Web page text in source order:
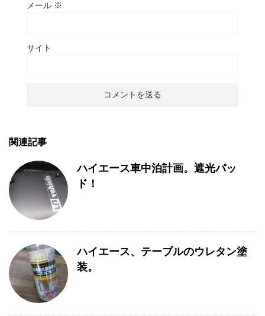
メール ※
サイト
関連記事
ハイエース車中泊計画。遮光パッ
ド！
ハイエース、テーブルのウレタン塗
装。